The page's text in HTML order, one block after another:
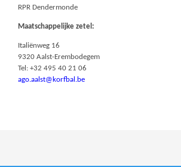
RPR Dendermonde
Maatschappelijke zetel:
Italiënweg 16
9320 Aalst-Erembodegem
Tel: +32 495 40 21 06
ago.aalst@korfbal.be